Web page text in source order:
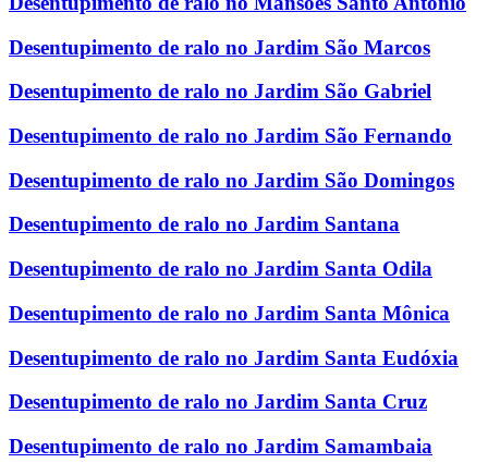
Desentupimento de ralo no Jardim São Marcos
Desentupimento de ralo no Jardim São Gabriel
Desentupimento de ralo no Jardim São Fernando
Desentupimento de ralo no Jardim São Domingos
Desentupimento de ralo no Jardim Santana
Desentupimento de ralo no Jardim Santa Odila
Desentupimento de ralo no Jardim Santa Mônica
Desentupimento de ralo no Jardim Santa Eudóxia
Desentupimento de ralo no Jardim Santa Cruz
Desentupimento de ralo no Jardim Samambaia